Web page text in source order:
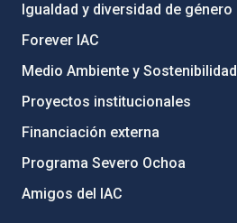
Igualdad y diversidad de género
Forever IAC
Medio Ambiente y Sostenibilidad
Proyectos institucionales
Financiación externa
Programa Severo Ochoa
Amigos del IAC